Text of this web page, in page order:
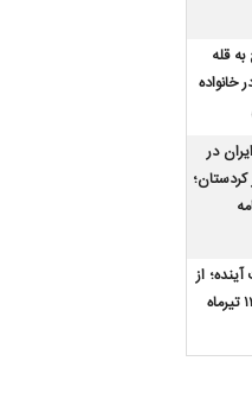
قله
خانواده
در
از
اصالت تا تحول»؛ کرج ۱۰ الی ۱۲ تیرماه